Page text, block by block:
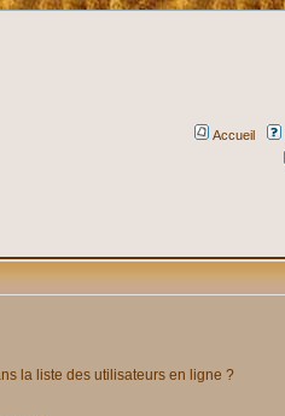
Accueil
la liste des utilisateurs en ligne ?